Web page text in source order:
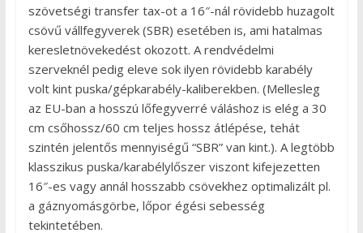
szövetségi transfer tax-ot a 16″-nál rövidebb huzagolt
csövű vállfegyverek (SBR) esetében is, ami hatalmas
keresletnövekedést okozott. A rendvédelmi
szerveknél pedig eleve sok ilyen rövidebb karabély
volt kint puska/gépkarabély-kaliberekben. (Mellesleg
az EU-ban a hosszú lőfegyverré váláshoz is elég a 30
cm csőhossz/60 cm teljes hossz átlépése, tehát
szintén jelentős mennyiségű “SBR” van kint.). A legtöbb
klasszikus puska/karabélylőszer viszont kifejezetten
16″-es vagy annál hosszabb csövekhez optimalizált pl.
a gáznyomásgörbe, lőpor égési sebesség
tekintetében.